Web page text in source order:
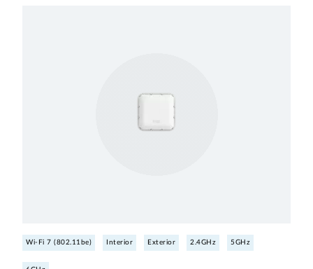
Wi-Fi 7 (802.11be) Interior Exterior 2.4GHz 5GHz